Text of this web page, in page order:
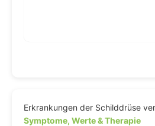
Erkrankungen der Schilddrüse
Symptome, Werte & Therapie